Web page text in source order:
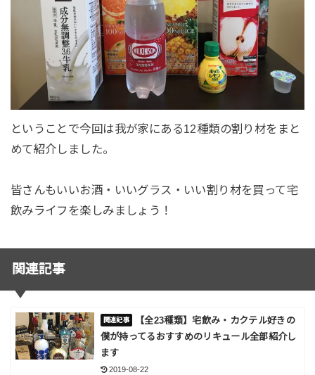
ということで今回は我が家にある12種類の割り材をまと
めて紹介しました。
皆さんもいいお酒・いいグラス・いい割り材を買って宅
飲みライフを楽しみましょう！
関連記事
【全23種類】宅飲み・カクテル好きの
僕が持ってるおすすめのリキュール全部紹介し
ます
2019-08-22